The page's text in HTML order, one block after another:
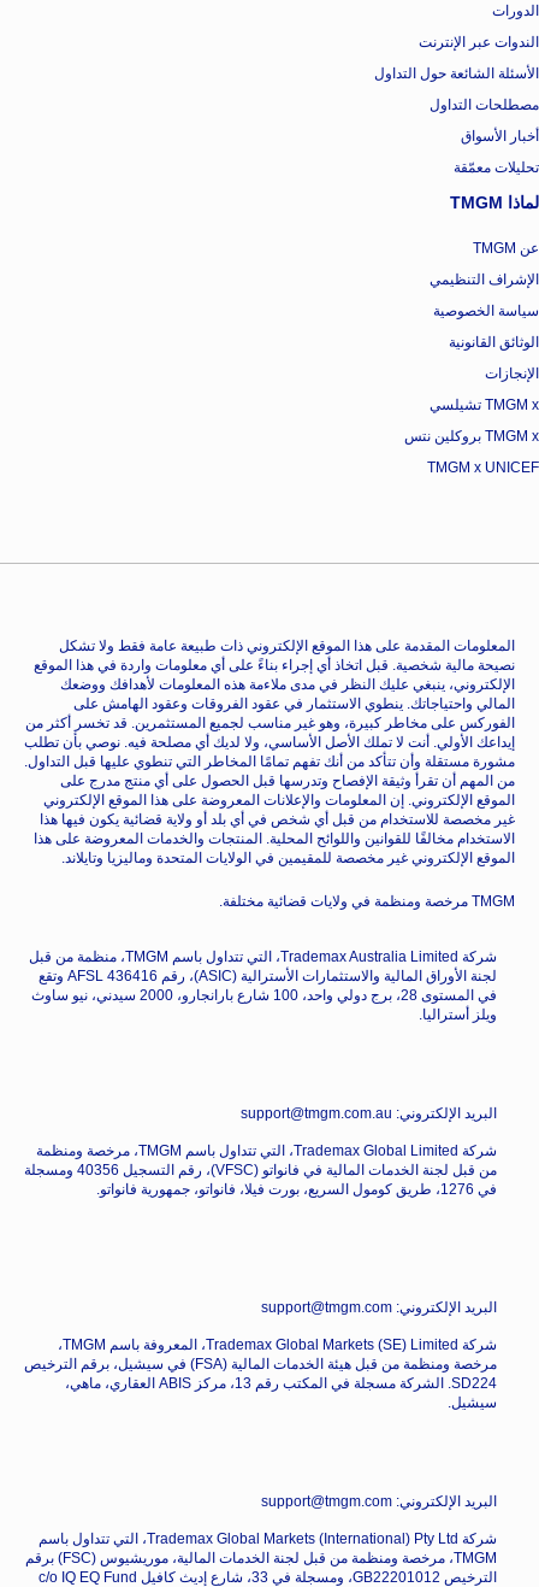
الدورات
الندوات عبر الإنترنت
الأسئلة الشائعة حول التداول
مصطلحات التداول
أخبار الأسواق
تحليلات معمّقة
لماذا TMGM
عن TMGM
الإشراف التنظيمي
سياسة الخصوصية
الوثائق القانونية
الإنجازات
TMGM x تشيلسي
TMGM x بروكلين نتس
TMGM x UNICEF
المعلومات المقدمة على هذا الموقع الإلكتروني ذات طبيعة عامة فقط ولا تشكل
نصيحة مالية شخصية. قبل اتخاذ أي إجراء بناءً على أي معلومات واردة في هذا الموقع
الإلكتروني، ينبغي عليك النظر في مدى ملاءمة هذه المعلومات لأهدافك ووضعك
المالي واحتياجاتك. ينطوي الاستثمار في عقود الفروقات وعقود الهامش على
الفوركس على مخاطر كبيرة، وهو غير مناسب لجميع المستثمرين. قد تخسر أكثر من
إيداعك الأولي. أنت لا تملك الأصل الأساسي، ولا لديك أي مصلحة فيه. نوصي بأن تطلب
مشورة مستقلة وأن تتأكد من أنك تفهم تمامًا المخاطر التي تنطوي عليها قبل التداول.
من المهم أن تقرأ وثيقة الإفصاح وتدرسها قبل الحصول على أي منتج مدرج على
الموقع الإلكتروني. إن المعلومات والإعلانات المعروضة على هذا الموقع الإلكتروني
غير مخصصة للاستخدام من قبل أي شخص في أي بلد أو ولاية قضائية يكون فيها هذا
الاستخدام مخالفًا للقوانين واللوائح المحلية. المنتجات والخدمات المعروضة على هذا
الموقع الإلكتروني غير مخصصة للمقيمين في الولايات المتحدة وماليزيا وتايلاند.
TMGM مرخصة ومنظمة في ولايات قضائية مختلفة.
شركة Trademax Australia Limited، التي تتداول باسم TMGM، منظمة من قبل
لجنة الأوراق المالية والاستثمارات الأسترالية (ASIC)، رقم AFSL 436416 وتقع
في المستوى 28، برج دولي واحد، 100 شارع بارانجارو، 2000 سيدني، نيو ساوث
ويلز أستراليا.
البريد الإلكتروني: support@tmgm.com.au
شركة Trademax Global Limited، التي تتداول باسم TMGM، مرخصة ومنظمة
من قبل لجنة الخدمات المالية في فانواتو (VFSC)، رقم التسجيل 40356 ومسجلة
في 1276، طريق كومول السريع، بورت فيلا، فانواتو، جمهورية فانواتو.
البريد الإلكتروني: support@tmgm.com
شركة Trademax Global Markets (SE) Limited، المعروفة باسم TMGM،
مرخصة ومنظمة من قبل هيئة الخدمات المالية (FSA) في سيشيل، برقم الترخيص
SD224. الشركة مسجلة في المكتب رقم 13، مركز ABIS العقاري، ماهي،
سيشيل.
البريد الإلكتروني: support@tmgm.com
شركة Trademax Global Markets (International) Pty Ltd، التي تتداول باسم
TMGM، مرخصة ومنظمة من قبل لجنة الخدمات المالية، موريشيوس (FSC) برقم
الترخيص GB22201012، ومسجلة في 33، شارع إديث كافيل c/o IQ EQ Fund